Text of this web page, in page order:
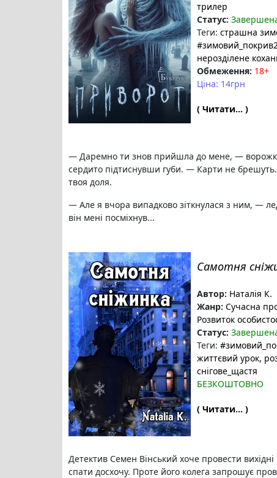
трилер
Статус:
Теги: страшна
нерозділене
Обмеження: 18+
Ціна: 14грн
( Читати... )
— Даремно ти знов прийшла до мене, —
сердито підтиснувши губи. — Карти не брешуть.
твоя доля.
— Але я вчора випадково зіткнулася з ним, —
він мені посміхнув...
Самотня
Автор: Наталія К.
Жанр: Сучасна
Розвиток
Статус:
Теги:
життєвий урок,
снігове_щастя
БЕЗКОШТОВНО
( Читати... )
Детектив Семен Вінський хоче провести вихідні
спати досхочу. Проте його колега запрошує